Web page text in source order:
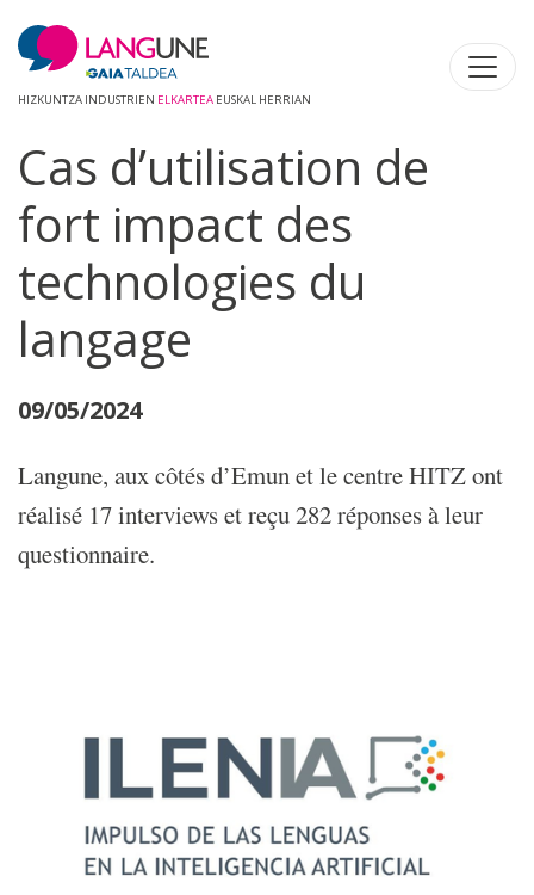
HIZKUNTZA INDUSTRIEN ELKARTEA EUSKAL HERRIAN
Cas d’utilisation de
fort impact des
technologies du
langage
09/05/2024
Langune, aux côtés d’Emun et le centre HITZ ont
réalisé 17 interviews et reçu 282 réponses à leur
questionnaire.